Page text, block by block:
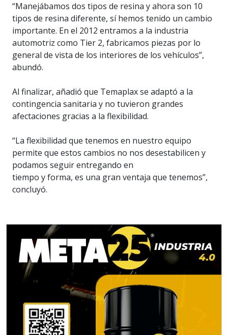
“Manejábamos dos tipos de resina y ahora son 10
tipos de resina diferente, sí hemos tenido un cambio
importante. En el 2012 entramos a la industria
automotriz como Tier 2, fabricamos piezas por lo
general de vista de los interiores de los vehículos”,
abundó.
Al finalizar, añadió que Temaplax se adaptó a la
contingencia sanitaria y no tuvieron grandes
afectaciones gracias a la flexibilidad.
“La flexibilidad que tenemos en nuestro equipo
permite que estos cambios no nos desestabilicen y
podamos seguir entregando en
tiempo y forma, es una gran ventaja que tenemos”,
concluyó.